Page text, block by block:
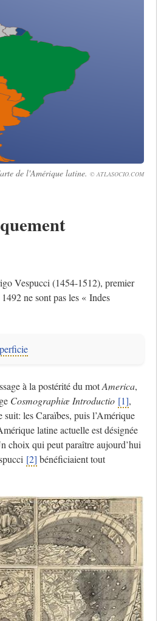
de l'Amérique latine. © ATLASOCIO.COM
Vespucci (1454-1512), premier
ne sont pas les « Indes
à la postérité du motAmerica,
Cosmographiæ Introductio [1],
les Caraïbes, puis l’Amérique
latine actuelle est désignée
choix qui peut paraître aujourd’hui
[2] bénéficiaient tout